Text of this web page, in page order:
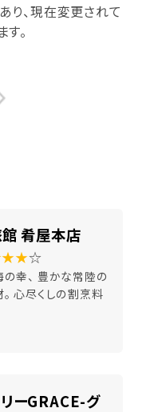
、現在変更されて
。
肴屋本店
☆
幸、 豊かな常陸の
心尽くしの割烹料
ーGRACE-グ